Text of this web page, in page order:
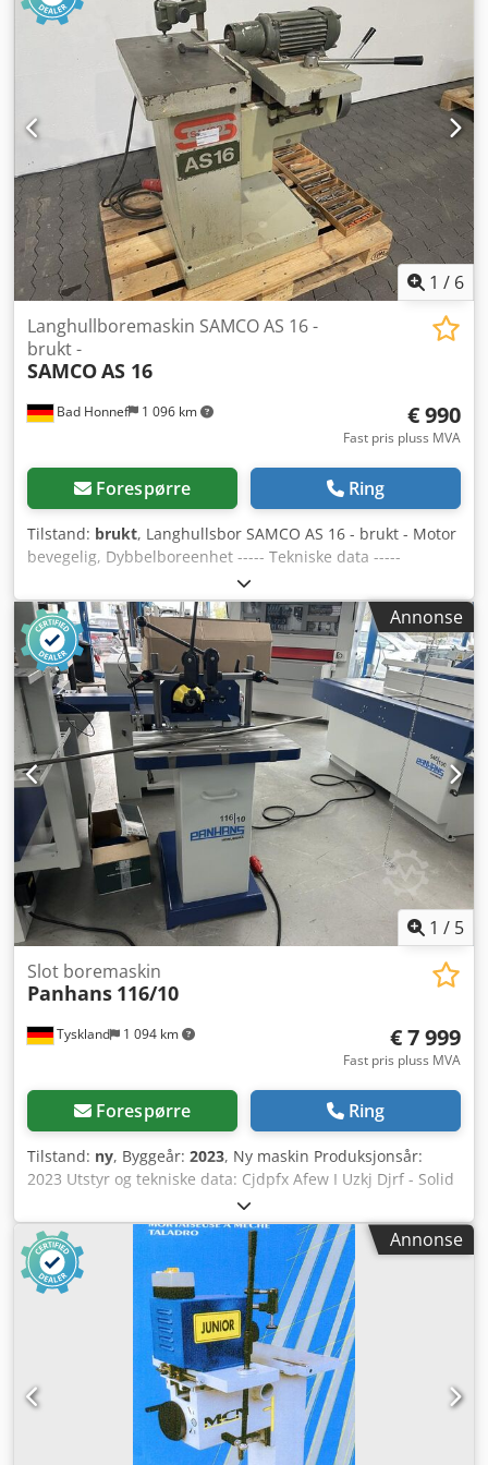
Arbeidsbordlengde: 565 mm Arbeidsbordbredde: 315 mm
Diameter på støvavsugsnippel: 90 mm Effektuttak: 2,2 kW
Tilslutningsspenning: 400 V Nettfrekvens: 50 Hz Mål: 1290
× 980 × 1270 mm Vekt: 260 kg Tilgjengelighet: på kort sikt
Lagerplass: Röllbach
1 / 6
Bad Honnef 1 096 km
Langhullboremaskin SAMCO AS 16 -
brukt -
SAMCOAS 16
€ 990
Fast pris pluss MVA
Forespørre Ring
Tilstand: brukt, Langhullsbor SAMCO AS 16 - brukt - Motor
bevegelig, Dybbelboreenhet ----- Tekniske data -----
Arbeidsbordstørrelse: 550 x 285 mm, Borebredde: 190 mm,
Boredybde: 120 mm, Turtall: 2 840 o/min., Motor: 1,5 kW,
Vekt: 220 kg Crjdpfsw Nv Nxox Af Dof
Annonse
1 / 5
Tyskland 1 094 km
Slot boremaskin
Panhans 116/10
€ 7 999
Fast pris pluss MVA
Forespørre Ring
Tilstand: ny, Byggeår: 2023, Ny maskin Produksjonsår:
2023 Utstyr og tekniske data: Cjdpfx Afew I Uzkj Djrf - Solid
tysk maskinkonstruksjon - Profesjonell
langhullsfresemaskin og presis dybelboring, fast bord,
lettgående, mobil boreenhet - Kjøreanordning for økt
mobilitet - Bord i støpegods 700 x 380 mm, tykkveggede og
ekstra forsterkede ribber - 2 stk. håndeksenterspennere
med massive stålsøyler for sikker fastspenning av
arbeidsstykkene - Lettgående kryssupport med justerbare
kuleføringer for side- og dybderegulering - 2-spaks
betjening - Justering av høyde via håndhjul og skala,
borestopp via skala, borelengdebegrensning stilles inn
med anlegg til venstre og høyre - Bormotoreffekt 1,3/1,7
kW, polskiftbar, turtall 1500/3000 o/min, med mekanisk
Annonse